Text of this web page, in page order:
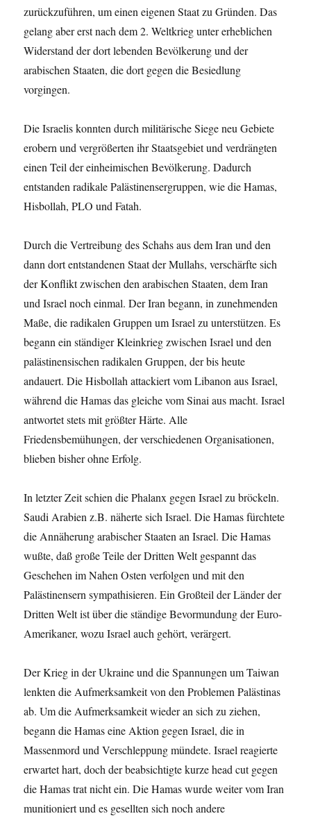
zurückzuführen, um einen eigenen Staat zu Gründen. Das
gelang aber erst nach dem 2. Weltkrieg unter erheblichen
Widerstand der dort lebenden Bevölkerung und der
arabischen Staaten, die dort gegen die Besiedlung
vorgingen.
Die Israelis konnten durch militärische Siege neu Gebiete
erobern und vergrößerten ihr Staatsgebiet und verdrängten
einen Teil der einheimischen Bevölkerung. Dadurch
entstanden radikale Palästinensergruppen, wie die Hamas,
Hisbollah, PLO und Fatah.
Durch die Vertreibung des Schahs aus dem Iran und den
dann dort entstandenen Staat der Mullahs, verschärfte sich
der Konflikt zwischen den arabischen Staaten, dem Iran
und Israel noch einmal. Der Iran begann, in zunehmenden
Maße, die radikalen Gruppen um Israel zu unterstützen. Es
begann ein ständiger Kleinkrieg zwischen Israel und den
palästinensischen radikalen Gruppen, der bis heute
andauert. Die Hisbollah attackiert vom Libanon aus Israel,
während die Hamas das gleiche vom Sinai aus macht. Israel
antwortet stets mit größter Härte. Alle
Friedensbemühungen, der verschiedenen Organisationen,
blieben bisher ohne Erfolg.
In letzter Zeit schien die Phalanx gegen Israel zu bröckeln.
Saudi Arabien z.B. näherte sich Israel. Die Hamas fürchtete
die Annäherung arabischer Staaten an Israel. Die Hamas
wußte, daß große Teile der Dritten Welt gespannt das
Geschehen im Nahen Osten verfolgen und mit den
Palästinensern sympathisieren. Ein Großteil der Länder der
Dritten Welt ist über die ständige Bevormundung der Euro-
Amerikaner, wozu Israel auch gehört, verärgert.
Der Krieg in der Ukraine und die Spannungen um Taiwan
lenkten die Aufmerksamkeit von den Problemen Palästinas
ab. Um die Aufmerksamkeit wieder an sich zu ziehen,
begann die Hamas eine Aktion gegen Israel, die in
Massenmord und Verschleppung mündete. Israel reagierte
erwartet hart, doch der beabsichtigte kurze head cut gegen
die Hamas trat nicht ein. Die Hamas wurde weiter vom Iran
munitioniert und es gesellten sich noch andere